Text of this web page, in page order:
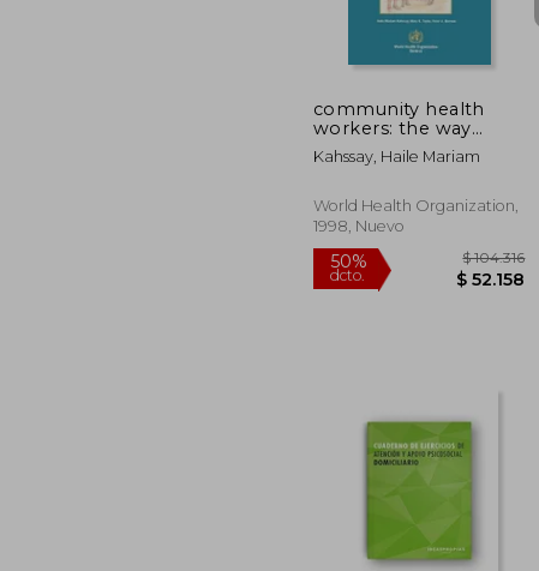
50%
dcto. $
community health
workers: the way
forward (en Inglés)
Kahssay, Haile Mariam
World Health Organization,
1998, Nuevo